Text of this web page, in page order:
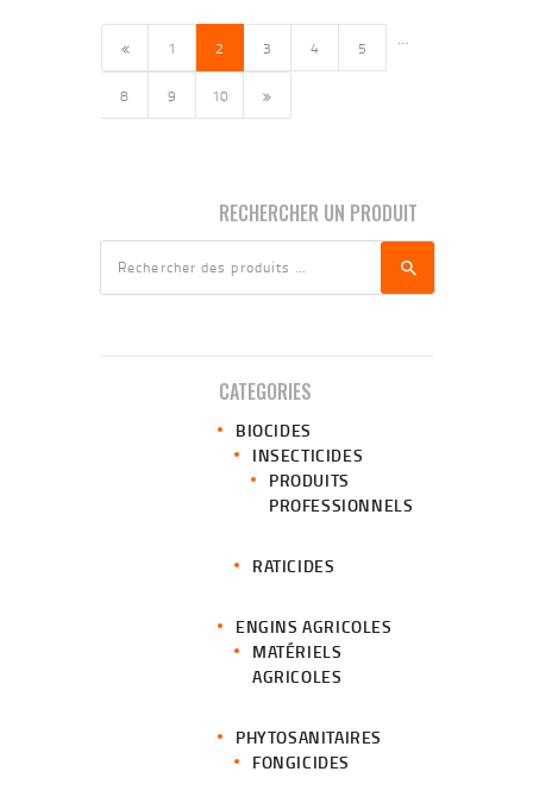
←
1 2 3 4 5 …
8 9 10
RECHERCHER UN PRODUIT
CATEGORIES
BIOCIDES
INSECTICIDES
PRODUITS
PROFESSIONNELS
RATICIDES
ENGINS AGRICOLES
MATÉRIELS
AGRICOLES
PHYTOSANITAIRES
FONGICIDES